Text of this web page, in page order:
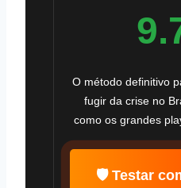
O método definitivo
fugir da crise no
como os grandes
🛡️ Testar